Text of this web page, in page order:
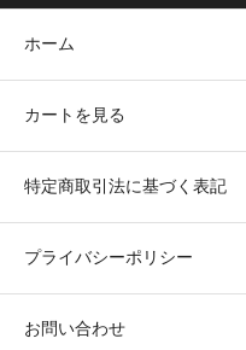
ホーム
カートを見る
特定商取引法に基づく表記
プライバシーポリシー
お問い合わせ